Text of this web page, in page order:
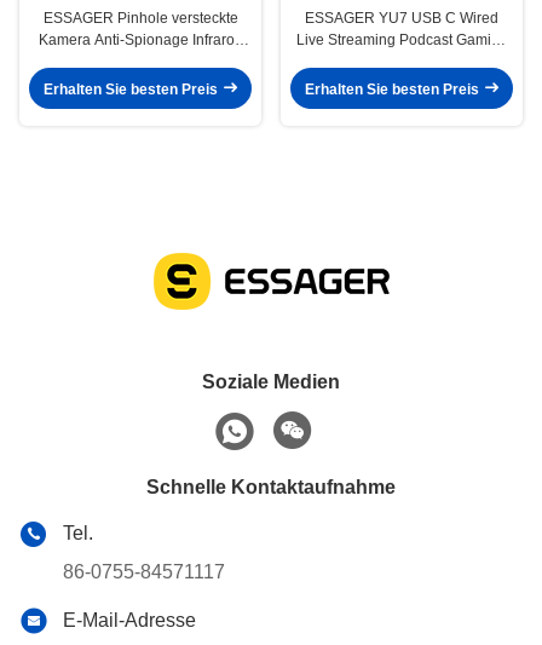
ESSAGER Pinhole versteckte
Kamera Anti-Spionage Infrarot-
TC01
Erhalten Sie besten Preis
ESSAGER YU7 USB C Wired
Live Streaming Podcast Gaming
Port
Erhalten Sie besten Preis
Soziale Medien
Schnelle Kontaktaufnahme
Tel.
86-0755-84571117
E-Mail-Adresse